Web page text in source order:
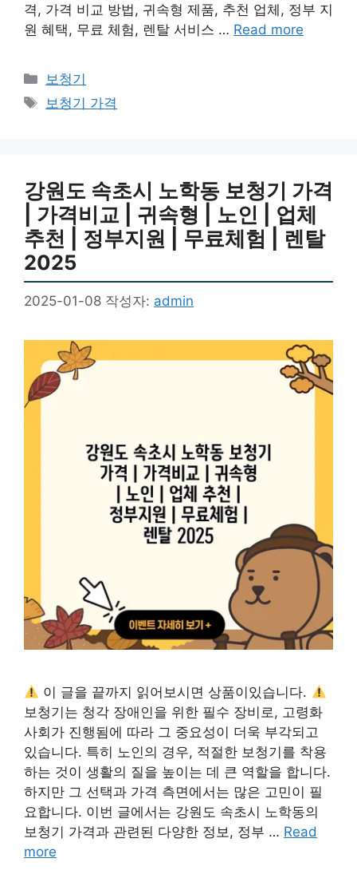
격, 가격 비교 방법, 귀속형 제품, 추천 업체, 정부 지
원 혜택, 무료 체험, 렌탈 서비스 … Read more
카
테
보청기
태
보청기 가격
강원도 속초시 노학동 보청기 가격
| 가격비교 | 귀속형 | 노인 | 업체
추천 | 정부지원 | 무료체험 | 렌탈
2025
2025-01-08 작성자: admin
이 글을 끝까지 읽어보시면 상품이있습니다.
보청기는 청각 장애인을 위한 필수 장비로, 고령화
사회가 진행됨에 따라 그 중요성이 더욱 부각되고
있습니다. 특히 노인의 경우, 적절한 보청기를 착용
하는 것이 생활의 질을 높이는 데 큰 역할을 합니다.
하지만 그 선택과 가격 측면에서는 많은 고민이 필
요합니다. 이번 글에서는 강원도 속초시 노학동의
보청기 가격과 관련된 다양한 정보, 정부 … Read
more